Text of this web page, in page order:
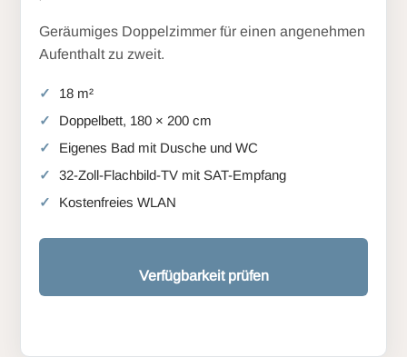
Geräumiges Doppelzimmer für einen angenehmen
Aufenthalt zu zweit.
18 m²
Doppelbett, 180 × 200 cm
Eigenes Bad mit Dusche und WC
32-Zoll-Flachbild-TV mit SAT-Empfang
Kostenfreies WLAN
Verfügbarkeit prüfen